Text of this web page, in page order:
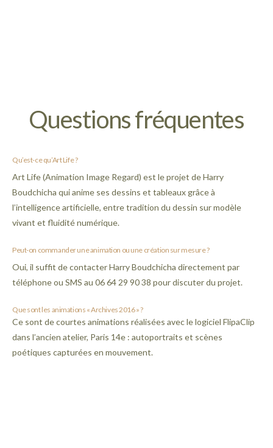
Questions fréquentes
Qu’est-ce qu’Art Life ?
Art Life (Animation Image Regard) est le projet de Harry
Boudchicha qui anime ses dessins et tableaux grâce à
l’intelligence artificielle, entre tradition du dessin sur modèle
vivant et fluidité numérique.
Peut-on commander une animation ou une création sur mesure ?
Oui, il suffit de contacter Harry Boudchicha directement par
téléphone ou SMS au 06 64 29 90 38 pour discuter du projet.
Que sont les animations « Archives 2016 » ?
Ce sont de courtes animations réalisées avec le logiciel FlipaClip
dans l’ancien atelier, Paris 14e : autoportraits et scènes
poétiques capturées en mouvement.